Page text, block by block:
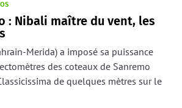
: Nibali maître du vent, les
Merida) a imposé sa puissance
des coteaux de Sanremo
de quelques mètres sur le